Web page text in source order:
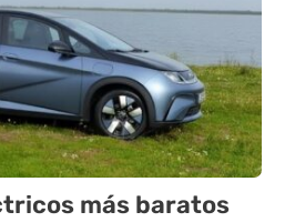
más baratos